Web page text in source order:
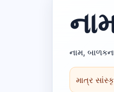
નામ,
માત્ર